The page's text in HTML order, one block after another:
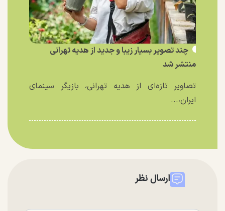
چند تصویر بسیار زیبا و جدید از هدیه تهرانی
منتشر شد
تصاویر تازه‌ای از هدیه تهرانی، بازیگر سینمای
ایران،...
ارسال نظر